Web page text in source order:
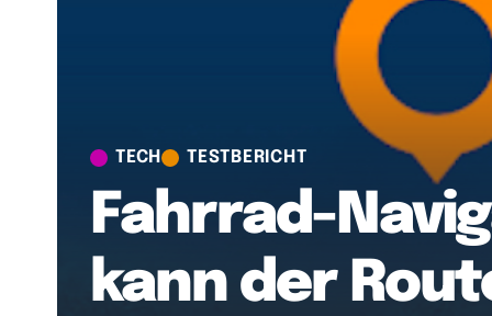
TECH TESTBERICHT
Fahrrad-
kann der